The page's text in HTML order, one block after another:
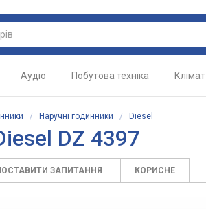
Аудіо Побутова техніка Клімат
/ Наручні годинники / Diesel
DZ 4397
ЗАПИТАННЯ КОРИСНЕ